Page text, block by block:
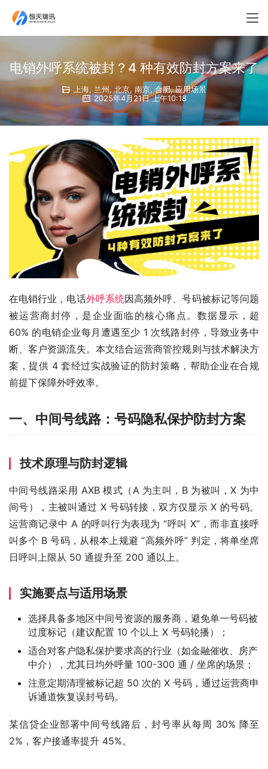
电销外呼系统被封？4 种有效防封方案来了
上海, 兰州, 北京, 南京 ,合肥,应用场景
2025年4月21日 上午10:18
在电销行业，电话外呼系统因高频外呼、号码被标记等问题
被运营商封停，是企业面临的核心痛点。数据显示，超
60% 的电销企业每月遭遇至少 1 次线路封停，导致业务中
断、客户资源流失。本文结合运营商管控规则与技术解决方
案，提供 4 套经过实战验证的防封策略，帮助企业在合规
前提下保障外呼效率。
一、中间号线路：号码隐私保护防封方案
技术原理与防封逻辑
中间号线路采用 AXB 模式（A 为主叫，B 为被叫，X 为中
间号），主被叫通过 X 号码转接，双方仅显示 X 的号码。
运营商记录中 A 的呼叫行为表现为 “呼叫 X”，而非直接呼
叫多个 B 号码，从根本上规避 “高频外呼” 判定，将单坐席
日呼叫上限从 50 通提升至 200 通以上。
实施要点与适用场景
选择具备多地区中间号资源的服务商，避免单一号码被
过度标记（建议配置 10 个以上 X 号码轮播）；
适合对客户隐私保护要求高的行业（如金融催收、房产
中介），尤其日均外呼量 100-300 通 / 坐席的场景；
注意定期清理被标记超 50 次的 X 号码，通过运营商申
诉通道恢复误封号码。
某信贷企业部署中间号线路后，封号率从每周 30% 降至
2%，客户接通率提升 45%。